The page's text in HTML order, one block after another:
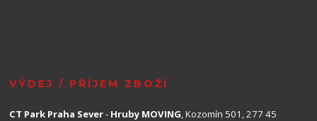
VÝDEJ / PŘÍJEM ZBOŽÍ
CT Park Praha Sever- Hruby MOVING , Kozomín 501, 277 45